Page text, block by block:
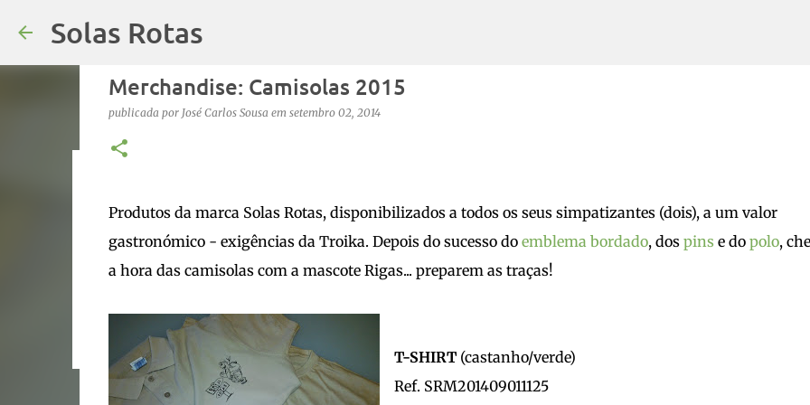
Solas Rotas
publicada por saos emjulho 03, 2026 FÉRIAS
Merchandise: Camisolas 2015
publicada por José Carlos Sousa em setembro 02, 2014
Produtos da marca Solas Rotas, disponibilizados a todos os seus simpatizantes (dois), a um valor
gastronómico - exigências da Troika. Depois do sucesso do emblema bordado, dos pins e do polo,
a hora das camisolas com a mascote Rigas... preparem as traças!
T-SHIRT (castanho/verde)
Ref. SRM201409011125